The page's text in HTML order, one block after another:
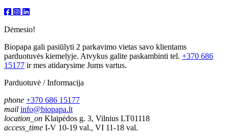
Dėmesio!
Biopapa gali pasiūlyti 2 parkavimo vietas savo klientams
parduotuvės kiemelyje. Atvykus galite paskambinti tel. +370 686
15177 ir mes atidarysime Jums vartus.
Parduotuvė / Informacija
phone +370 686 15177
mail info@biopapa.lt
location_on Klaipėdos g. 3, Vilnius LT01118
access_time I-V 10-19 val., VI 11-18 val.